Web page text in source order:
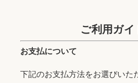
ご利用ガイ
お支払について
下記のお支払方法をお選びいた